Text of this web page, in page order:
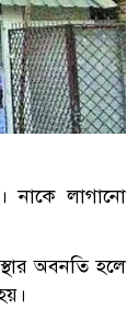
নাকে লাগানো
অবনতি হলে